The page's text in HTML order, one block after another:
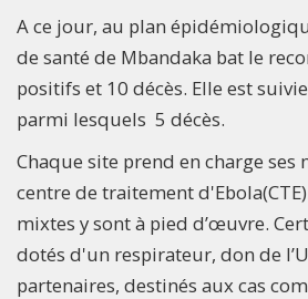
A ce jour, au plan
de santé de Mbandaka bat le
positifs et 10 décès. Elle est
parmi lesquels 5 décès.
Chaque site prend en charge ses
centre de traitement
mixtes y sont à pied d’œuvre.
dotés d'un respirateur, don de
partenaires, destinés aux cas